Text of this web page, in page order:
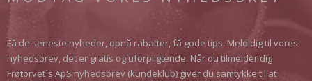
Få de seneste nyheder, opnå rabatter, få gode tips. Meld dig til vores
nyhedsbrev, det er gratis og uforpligtende. Når du tilmelder dig
Frøtorvet´s ApS nyhedsbrev (kundeklub) giver du samtykke til at